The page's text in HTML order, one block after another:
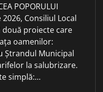
POPORULUI
Consiliul Local
două proiecte care
oamenilor:
Ștrandul Municipal
la salubrizare.
simplă:…